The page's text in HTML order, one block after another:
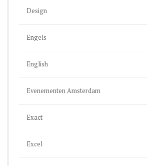
Design
Engels
English
Evenementen Amsterdam
Exact
Excel